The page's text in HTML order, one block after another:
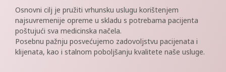
Osnovni cilj je pružiti vrhunsku uslugu korištenjem
najsuvremenije opreme u skladu s potrebama pacijenta
poštujući sva medicinska načela.
Posebnu pažnju posvećujemo zadovoljstvu pacijenata i
klijenata, kao i stalnom poboljšanju kvalitete naše usluge.